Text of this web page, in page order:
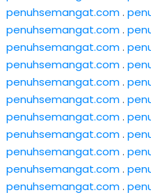
penuhsemangat.com.
penuhsemangat.com.
penuhsemangat.com.
penuhsemangat.com.
penuhsemangat.com.
penuhsemangat.com.
penuhsemangat.com.
penuhsemangat.com.
penuhsemangat.com.
penuhsemangat.com.
penuhsemangat.com.